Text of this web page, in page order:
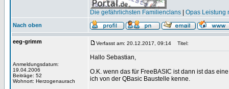
Die gefährlichsten Familienclans Opas Leistung
Nach oben
eeg-grimm
Anmeldungsdatum:
19.04.2006
Beiträge: 52
Wohnort: Herzogenaurach
Verfasst am: 20.12.2017, 09:14 Titel:
Hallo Sebastian,
O.K. wenn das für FreeBASIC ist dann ist das
ich von der QBasic Baustelle kenne.